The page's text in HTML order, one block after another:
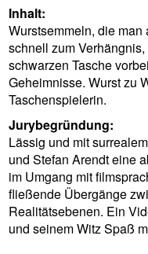
Inhalt:
Wurstsemmeln, die
schnell zum
schwarzen Tasche
Geheimnisse. Wurst zu
Taschenspielerin.
Jurybegründung:
Lässig und mit
und Stefan Arendt eine
im Umgang mit
fließende Übergänge
Realitätsebenen. Ein
und seinem Witz Spaß